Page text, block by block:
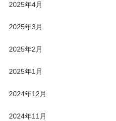
2025年4月
2025年3月
2025年2月
2025年1月
2024年12月
2024年11月